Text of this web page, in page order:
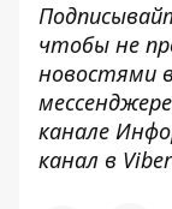
чтобы не
новостями
канале
канал в